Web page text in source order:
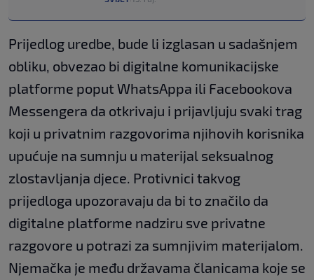
Prijedlog uredbe, bude li izglasan u sadašnjem
obliku, obvezao bi digitalne komunikacijske
platforme poput WhatsAppa ili Facebookova
Messengera da otkrivaju i prijavljuju svaki trag
koji u privatnim razgovorima njihovih korisnika
upućuje na sumnju u materijal seksualnog
zlostavljanja djece. Protivnici takvog
prijedloga upozoravaju da bi to značilo da
digitalne platforme nadziru sve privatne
razgovore u potrazi za sumnjivim materijalom.
Njemačka je među državama članicama koje se